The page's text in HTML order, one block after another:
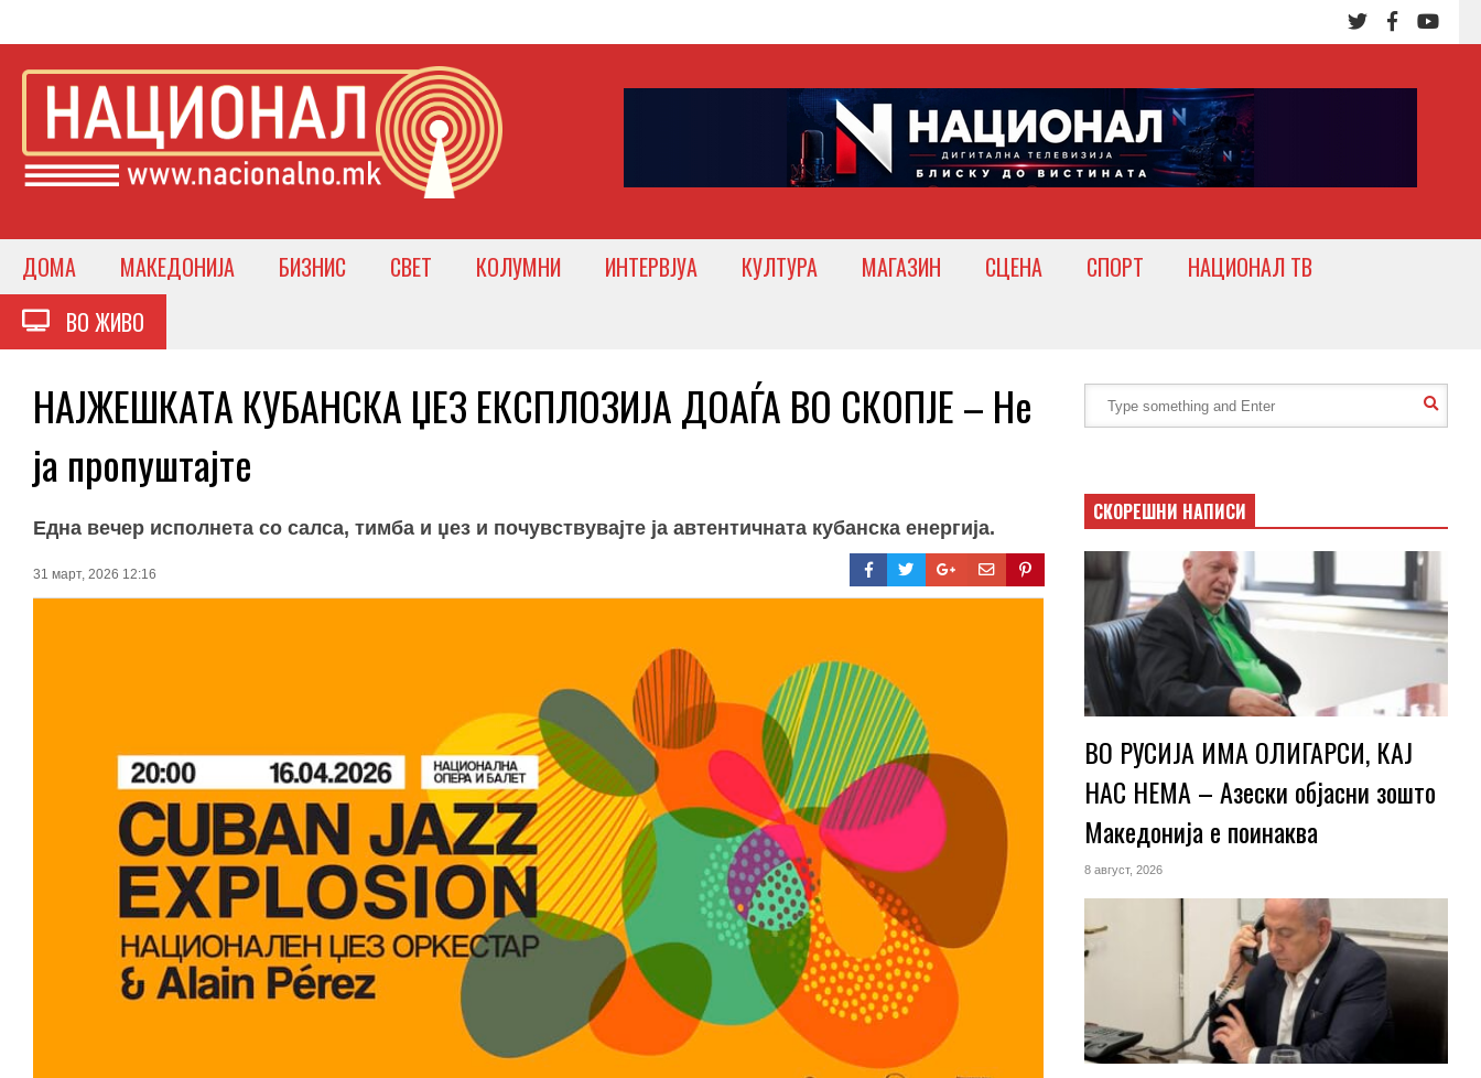
ДОМА МАКЕДОНИЈА БИЗНИС СВЕТ КОЛУМНИ ИНТЕРВЈУА КУЛТУРА МАГАЗИН СЦЕНА СПОРТ
НАЦИОНАЛ ТВ
ВО ЖИВО
НАЈЖЕШКАТА КУБАНСКА ЏЕЗ ЕКСПЛОЗИЈА ДОАЃА ВО СКОПЈЕ – Не
ја пропуштајте
Една вечер исполнета со салса, тимба и џез и почувствувајте ја автентичната кубанска енергија.
31 март, 2026 12:16
СКОРЕШНИ НАПИСИ
ВО РУСИЈА ИМА ОЛИГАРСИ, КАЈ
НАС НЕМА – Азески објасни зошто
Македонија е поинаква
8 август, 2026